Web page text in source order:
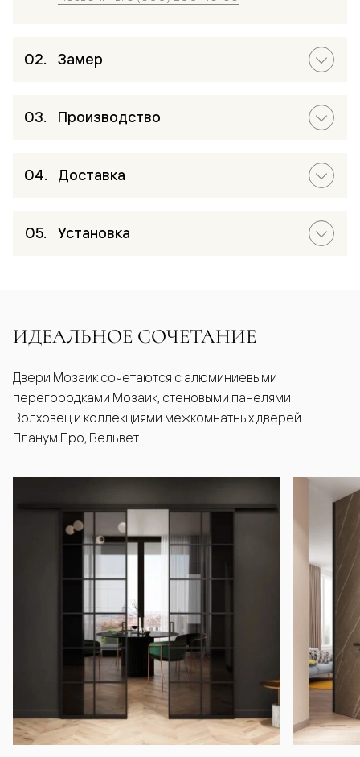
Замер
Производство
Доставка
Установка
ИДЕАЛЬНОЕ СОЧЕТАНИЕ
Двери Мозаик сочетаются с алюминиевыми
перегородками Мозаик, стеновыми панелями
Волховец и коллекциями межкомнатных дверей
Планум Про, Вельвет.